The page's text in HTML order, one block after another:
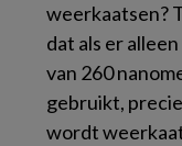
weerkaatsen?
dat als er
van 260
gebruikt,
wordt